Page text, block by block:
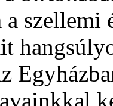
szellemi